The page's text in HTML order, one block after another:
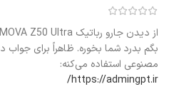
قدرت مکش فوق‌العاده ۱۹,۰۰۰ پاسکال
جارو رباتیک
تولید می‌کند که نه تنها ذرات ریز گرد و
ذرات درشت را از عمیق‌ترین لایه‌های
بگم بدرد شما بخوره. ظاهراً برای
مصنوعی استفاده می‌کنه:
https://admingpt.ir/